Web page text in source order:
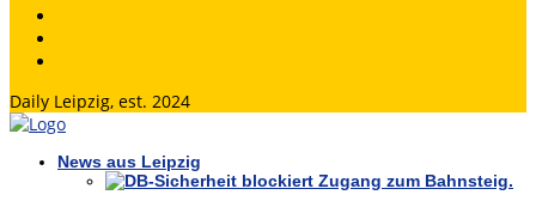
Daily Leipzig, est. 2024
News aus Leipzig